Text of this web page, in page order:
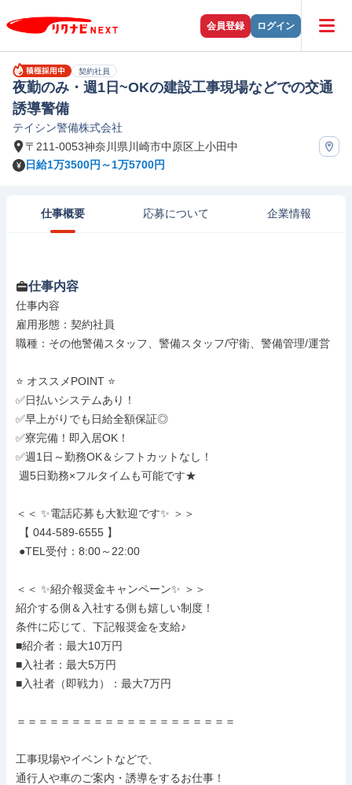
会員登録 ログイン
契約社員
夜勤のみ・週1日~OKの建設工事現場などでの交通
誘導警備
テイシン警備株式会社
〒211-0053神奈川県川崎市中原区上小田中
日給1万3500円～1万5700円
仕事概要 応募について 企業情報
仕事内容
仕事内容
雇用形態：契約社員
職種：その他警備スタッフ、警備スタッフ/守衛、警備管理/運営
⭐ オススメPOINT ⭐
✅日払いシステムあり！
✅早上がりでも日給全額保証◎
✅寮完備！即入居OK！
✅週1日～勤務OK＆シフトカットなし！
＜＜ ✨電話応募も大歓迎です✨ ＞＞
＜＜ ✨紹介報奨金キャンペーン✨ ＞＞
紹介する側＆入社する側も嬉しい制度！
条件に応じて、下記報奨金を支給♪
■紹介者：最大10万円
■入社者：最大5万円
■入社者（即戦力）：最大7万円
＝＝＝＝＝＝＝＝＝＝＝＝＝＝＝＝＝＝＝＝
工事現場やイベントなどで、
通行人や車のご案内・誘導をするお仕事！